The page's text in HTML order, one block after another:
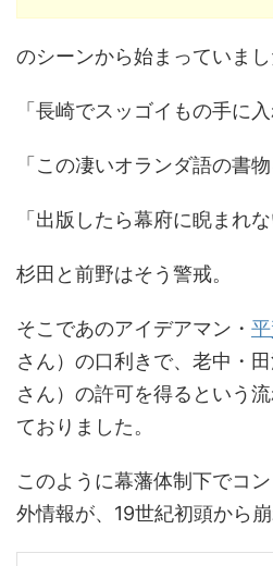
のシーンから始まっていまし
「長崎でスッゴイもの手に
「この凄いオランダ語の書
「出版したら幕府に睨まれな
杉田と前野はそう警戒。
そこであのアイデアマン・
さん）の口利きで、老中・
さん）の許可を得るという
ておりました。
このように幕藩体制下でコ
外情報が、19世紀初頭から